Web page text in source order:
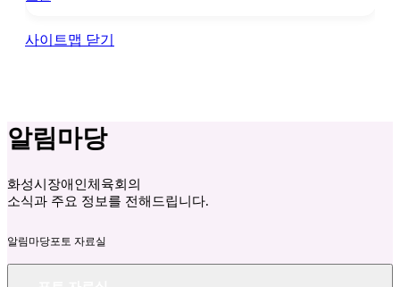
사이트맵 닫기
알림마당
화성시장애인체육회의
소식과 주요 정보를 전해드립니다.
알림마당포토 자료실